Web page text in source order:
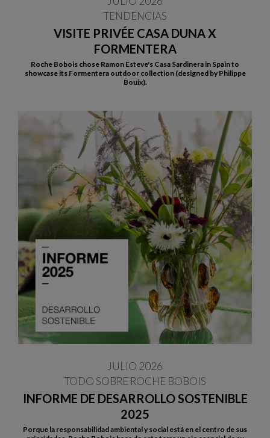
VISITE PRIVÉE CASA DUNA X
FORMENTERA
TENDENCIAS
Roche Bobois chose Ramon Esteve's Casa Sardinera in Spain to
showcase its Formentera outdoor collection (designed by Philippe
Bouix).
INFORME DE DESARROLLO SOSTENIBLE
2025
JULIO 2026
TODO SOBRE ROCHE BOBOIS
Porque la responsabilidad ambiental y social está en el centro de sus